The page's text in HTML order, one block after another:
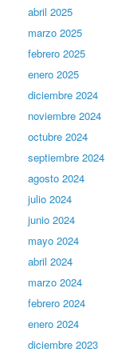
abril 2025
marzo 2025
febrero 2025
enero 2025
diciembre 2024
noviembre 2024
octubre 2024
septiembre 2024
agosto 2024
julio 2024
junio 2024
mayo 2024
abril 2024
marzo 2024
febrero 2024
enero 2024
diciembre 2023